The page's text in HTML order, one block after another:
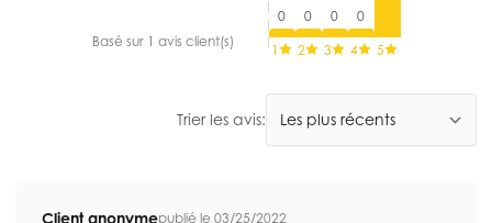
Basé sur 1 avis client(s)
0
1
0
2
0
3
0
4 5
Trier les avis:
Client anonymepublié le 03/25/2022